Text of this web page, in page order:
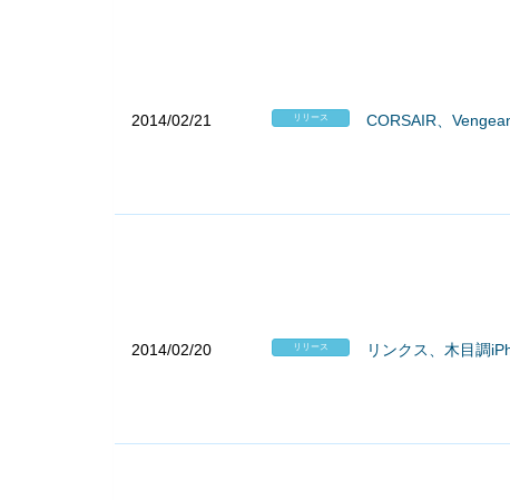
2014/02/21 リリース CORSAIR、
2014/02/20 リリース リンクス、木目調